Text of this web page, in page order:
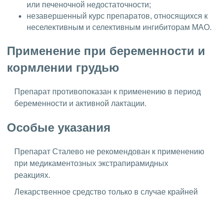
или печеночной недостаточности;
незавершенный курс препаратов, относящихся к
неселективным и селективным ингибиторам МАО.
Применение при беременности и
кормлении грудью
Препарат противопоказан к применению в период
беременности и активной лактации.
Особые указания
Препарат Сталево не рекомендован к применению
при медикаментозных экстрапирамидных
реакциях.
Лекарственное средство только в случае крайней